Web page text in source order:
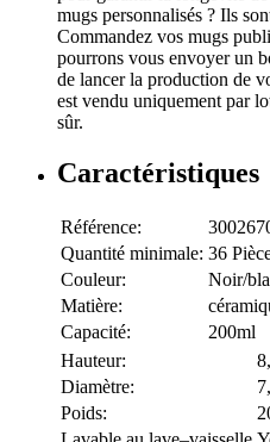
mugs personnalisés ? Ils
Commandez vos mugs
pourrons vous envoyer un
de lancer la production de
est vendu uniquement par
sûr.
Caractéristiques
Référence:
Quantité minimale: 36
Couleur:
Noir/
Matière:
Capacité:
200ml
Hauteur:
Diamètre:
Poids: